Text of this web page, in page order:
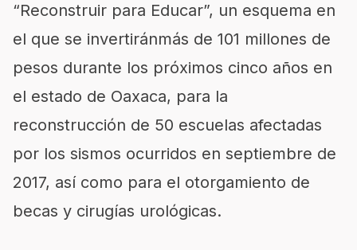
“Reconstruir para Educar”, un esquema en
el que se invertiránmás de 101 millones de
pesos durante los próximos cinco años en
el estado de Oaxaca, para la
reconstrucción de 50 escuelas afectadas
por los sismos ocurridos en septiembre de
2017, así como para el otorgamiento de
becas y cirugías urológicas.